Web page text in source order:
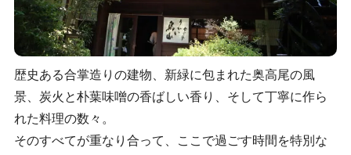
歴史ある合掌造りの建物、新緑に包まれた奥高尾の風
景、炭火と朴葉味噌の香ばしい香り、そして丁寧に作ら
れた料理の数々。
そのすべてが重なり合って、ここで過ごす時間を特別な